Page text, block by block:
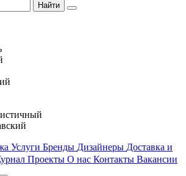
Найти
Услуги Бренды Дизайнеры Доставка и
Проекты О нас Контакты Вакансии